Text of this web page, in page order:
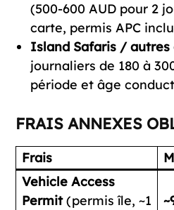
(500-600 AUD pour 2
carte, permis APC
Island Safaris / autres
journaliers de 180 à
période et âge
FRAIS ANNEXES
Frais
Vehicle Access
Permit(permis île, ~1